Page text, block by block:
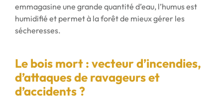
emmagasine une grande quantité d’eau, l’humus est
humidifié et permet à la forêt de mieux gérer les
sécheresses.
Le bois mort : vecteur d’incendies,
d’attaques de ravageurs et
d’accidents ?